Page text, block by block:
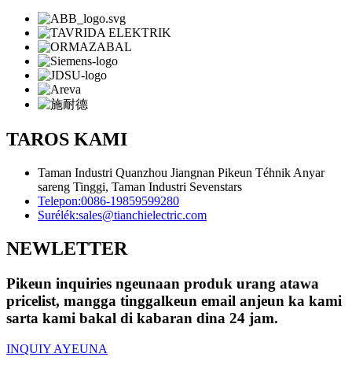
TAROS KAMI
Taman Industri Quanzhou Jiangnan Pikeun Téhnik Anyar
sareng Tinggi, Taman Industri Sevenstars
Telepon:0086-19859599280
Surélék:sales@tianchielectric.com
NEWLETTER
Pikeun inquiries ngeunaan produk urang atawa
pricelist, mangga tinggalkeun email anjeun ka kami
sarta kami bakal di kabaran dina 24 jam.
INQUIY AYEUNA